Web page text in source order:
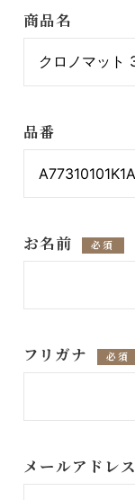
商品名
品番
お名前 必須
フリガナ 必須
メールアドレス